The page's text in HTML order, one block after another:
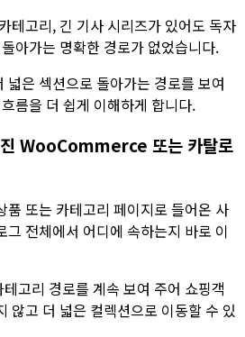
테고리, 긴 기사 시리즈가 있어도 독자
아가는 명확한 경로가 없었습니다.
넓은 섹션으로 돌아가는 경로를 보여
름을 더 쉽게 이해하게 합니다.
진 WooCommerce 또는 카탈로
품 또는 카테고리 페이지로 들어온 사
전체에서 어디에 속하는지 바로 이
테고리 경로를 계속 보여 주어 쇼핑객
않고 더 넓은 컬렉션으로 이동할 수 있